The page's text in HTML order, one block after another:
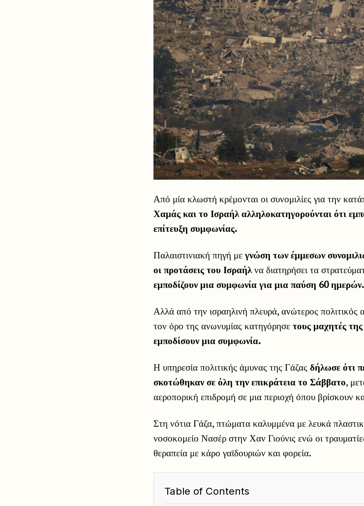
Από μία κλωστή κρέμονται οι συνομιλίες για την
Χαμάς και το Ισραήλ αλληλοκατηγορούνται ότι
επίτευξη συμφωνίας.
Παλαιστινιακή πηγή με γνώση των έμμεσων
οι προτάσεις του Ισραήλνα διατηρήσει τα
εμποδίζουν μια συμφωνία για μια παύση 60 ημερών.
Αλλά από την ισραηλινή πλευρά, ανώτερος πολιτικός
τον όρο της ανωνυμίας κατηγόρησε τους μαχητές
εμποδίσουν μια συμφωνία.
Η υπηρεσία πολιτικής άμυνας της Γάζας δήλωσε ότι
σκοτώθηκαν σε όλη την επικράτεια το Σάββατο,
αεροπορική επιδρομή σε μια περιοχή όπου βρίσκουν
Στη νότια Γάζα, πτώματα καλυμμένα με λευκά
νοσοκομείο Νασέρ στην Χαν Γιούνις ενώ οι
θεραπεία με κάρο γαϊδουριών και φορεία.
Table of Contents